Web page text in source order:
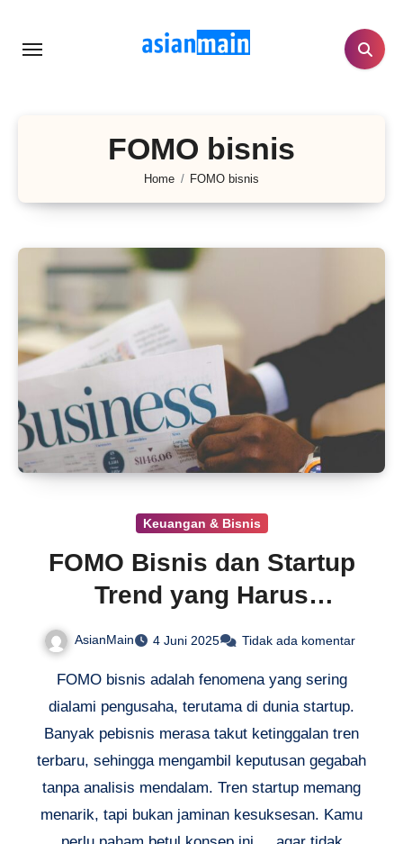
FOMO bisnis
Home FOMO bisnis
Keuangan & Bisnis
FOMO Bisnis dan Startup
Trend yang Harus
Diketahui
AsianMain 4 Juni 2025 Tidak ada komentar
FOMO bisnis adalah fenomena yang sering
dialami pengusaha, terutama di dunia startup.
Banyak pebisnis merasa takut ketinggalan tren
terbaru, sehingga mengambil keputusan gegabah
tanpa analisis mendalam. Tren startup memang
menarik, tapi bukan jaminan kesuksesan. Kamu